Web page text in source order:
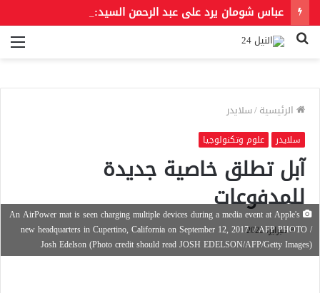
بحث
الرئيسية/سلايدر
سلايدر علوم وتكنولوجيا
آبل تطلق خاصية جديدة
للمدفوعات
8 فبراير، 2022
An AirPower mat is seen charging multiple devices during a media event at Apple's
new headquarters in Cupertino, California on September 12, 2017. / AFP PHOTO /
Josh Edelson (Photo credit should read JOSH EDELSON/AFP/Getty Images)